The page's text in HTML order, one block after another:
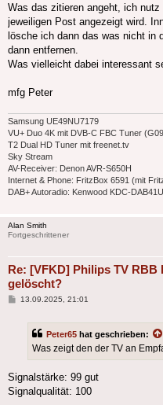
Was das zitieren angeht, ich
jeweiligen Post angezeigt wird.
lösche ich dann das was nicht in
dann entfernen.
Was vielleicht dabei interessant
mfg Peter
Samsung UE49NU7179
VU+ Duo 4K mit DVB-C FBC Tuner
T2 Dual HD Tuner mit freenet.tv
Sky Stream
AV-Receiver: Denon AVR-S650H
Internet & Phone: FritzBox 6591 (mit
DAB+ Autoradio: Kenwood KDC-DAB41U
Alan Smith
Fortgeschrittener
Re: [VFKD] Philips TV
gelöscht?
Beitrag
13.09.2025, 21:01
Peter65 hat geschrieben:
Was zeigt den der TV an
Signalstärke: 99 gut
Signalqualität: 100